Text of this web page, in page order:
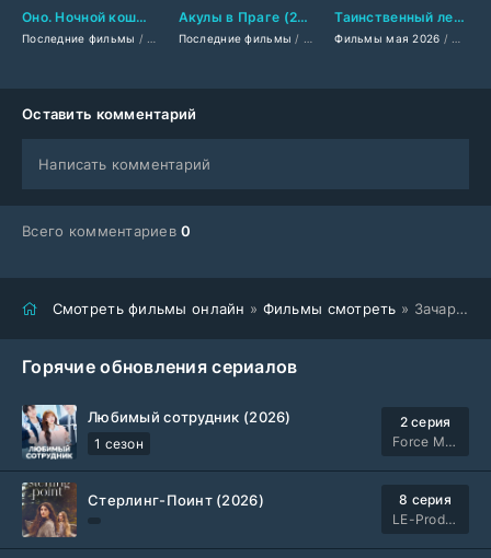
Оно. Ночной кошмар (2026)
Последние фильмы / Фильмы 2026/Триллеры 2026 /Фильмы ужасов 2026
Акулы в Праге (2026)
Последние фильмы / Фильмы 2026 /Триллеры 2026
Таинственный лес. Родовое проклятие (2026)
Фильмы мая 2026 /
Оставить комментарий
Написать комментарий
Всего комментариев0
Смотреть фильмы онлайн » Фильмы смотреть » Зачарованное королевство (2026)
Горячие обновления сериалов
Любимый сотрудник (2026)
1 сезон
2 серия
Force Media
Стерлинг-Поинт (2026)
8 серия
LE-Production